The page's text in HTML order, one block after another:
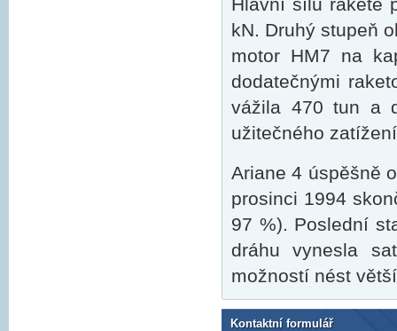
Hlavní sílu raketě
kN. Druhý stupeň
motor HM7 na
dodatečnými
vážila 470 tun a
užitečného
Ariane 4 úspěšně
prosinci 1994
97 %). Poslední
dráhu vynesla
možností nést
Kontaktní formulář